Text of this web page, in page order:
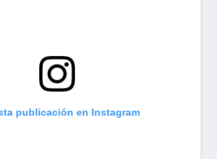
publicación en Instagram